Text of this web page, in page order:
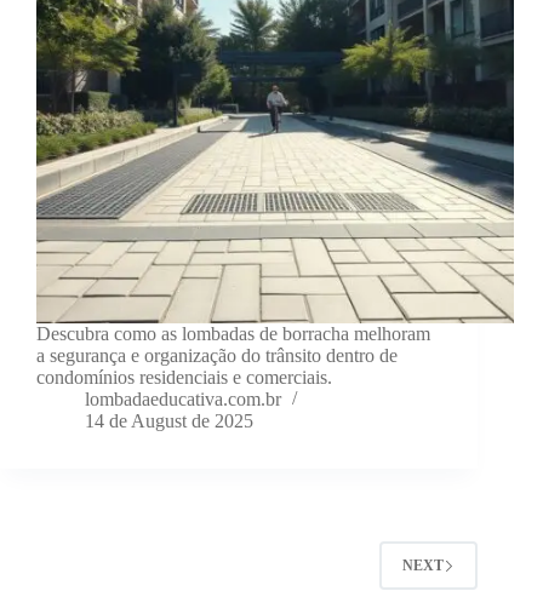
Descubra como as lombadas de borracha melhoram
a segurança e organização do trânsito dentro de
condomínios residenciais e comerciais.
lombadaeducativa.com.br
14 de August de 2025
NEXT